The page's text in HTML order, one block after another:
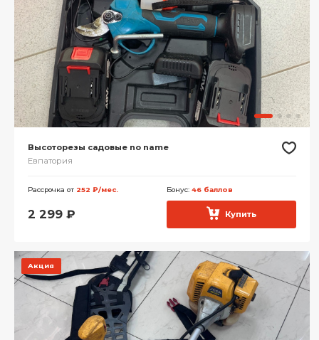
Высоторезы садовые no name
Евпатория
Рассрочка от 252 ₽/мес. Бонус: 46 баллов
2 299 ₽ Купить
Акция